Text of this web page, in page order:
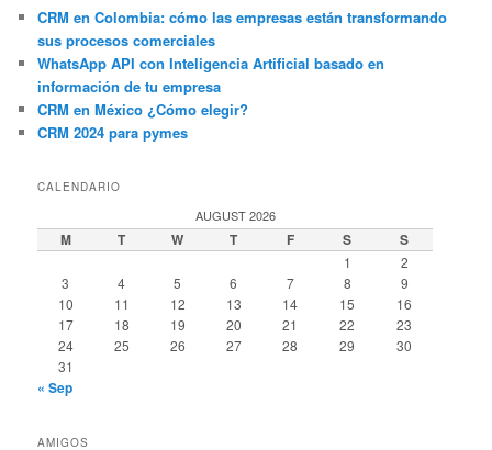
CRM en Colombia: cómo las empresas están transformando
sus procesos comerciales
WhatsApp API con Inteligencia Artificial basado en
información de tu empresa
CRM en México ¿Cómo elegir?
CRM 2024 para pymes
CALENDARIO
AUGUST 2026
M T W T F S S
1
2
3
4 5 6 7 8
9
10
11 12 13 14 15
16
17
18 19 20 21 22
23
24
25 26 27 28 29
30
31
« Sep
AMIGOS